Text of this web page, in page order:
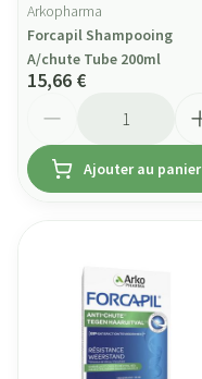
Arkopharma
Forcapil Shampooing
A/chute Tube 200ml
15,66 €
Ajouter au panier